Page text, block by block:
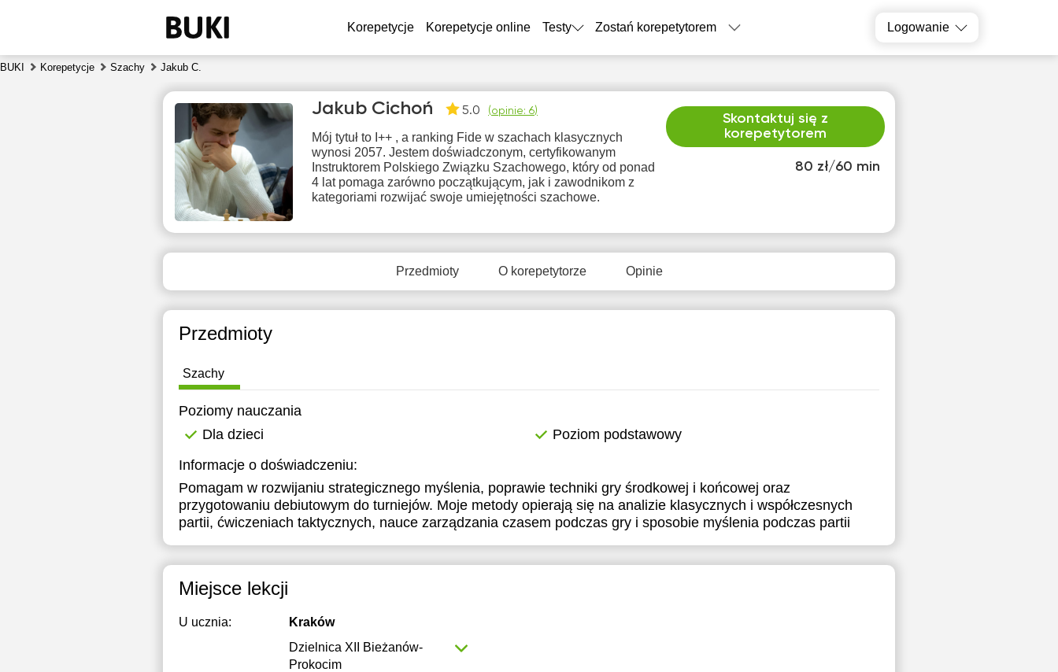
Korepetycje Korepetycje online Testy Zostań korepetytorem Logowanie
BUKI Korepetycje Szachy Jakub C.
80 zł/60 min
Skontaktuj się z
korepetytorem
Jakub Cichoń 5.0 (opinie: 6)
Mój tytuł to I++ , a ranking Fide w szachach klasycznych
wynosi 2057. Jestem doświadczonym, certyfikowanym
Instruktorem Polskiego Związku Szachowego, który od ponad
4 lat pomaga zarówno początkującym, jak i zawodnikom z
kategoriami rozwijać swoje umiejętności szachowe.
Przedmioty O korepetytorze Opinie
Przedmioty
Szachy
Poziomy nauczania
Dla dzieci
Poziom podstawowy
Informacje o doświadczeniu:
Pomagam w rozwijaniu strategicznego myślenia, poprawie techniki gry środkowej i końcowej oraz
przygotowaniu debiutowym do turniejów. Moje metody opierają się na analizie klasycznych i współczesnych
partii, ćwiczeniach taktycznych, nauce zarządzania czasem podczas gry i sposobie myślenia podczas partii
Miejsce lekcji
U ucznia:
Kraków
Dzielnica XII Bieżanów-
Prokocim
czw
6
7
8
9
10
11
12
dostępnych
14:30
17:00
17:30
18:00
20:00
10:00
10:30
13:30
14:00
10:00
10:30
12:30
13:30
14:00
Brak
dostępnych
dostępnych
dostępnych